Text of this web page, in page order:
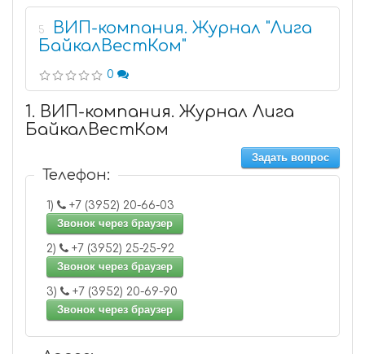
5
ВИП-компания. Журнал "Лига
БайкалВестКом"
0
1. ВИП-компания. Журнал Лига
БайкалВестКом
Задать вопрос
Телефон:
1)
+7 (3952) 20-66-03
Звонок через браузер
2)
+7 (3952) 25-25-92
Звонок через браузер
3)
+7 (3952) 20-69-90
Звонок через браузер